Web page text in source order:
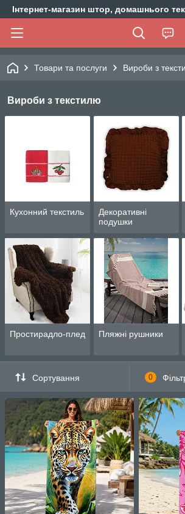
Інтернет-магазин штор, домашнього
Товари та послуги Вироби з
Вироби з текстилю
Кухонний текстиль
Декоративні
подушки
Простирадло-плед Пляжні рушники
Сортування 0